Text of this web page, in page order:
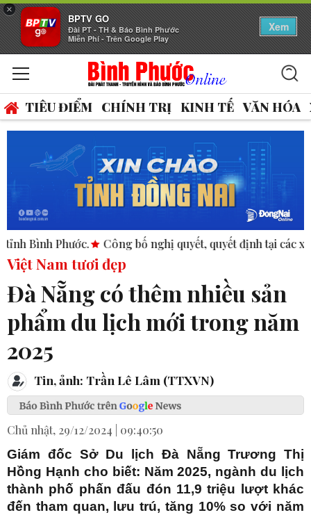
×
BPTV GO
Đài PT - TH & Báo Bình Phước
Miễn Phí - Trên Google Play
Xem
TIÊU ĐIỂM CHÍNH TRỊ KINH TẾ VĂN HÓA
Công bố nghị quyết, quyết định tại các xã, phường.
Việt Nam tươi đẹp
Đà Nẵng có thêm nhiều sản
phẩm du lịch mới trong năm
2025
Tin, ảnh: Trần Lê Lâm (TTXVN)
Chủ nhật, 29/12/2024 | 09:40:50
Giám đốc Sở Du lịch Đà Nẵng Trương Thị
Hồng Hạnh cho biết: Năm 2025, ngành du lịch
thành phố phấn đấu đón 11,9 triệu lượt khác
đến tham quan, lưu trú, tăng 10% so với năm